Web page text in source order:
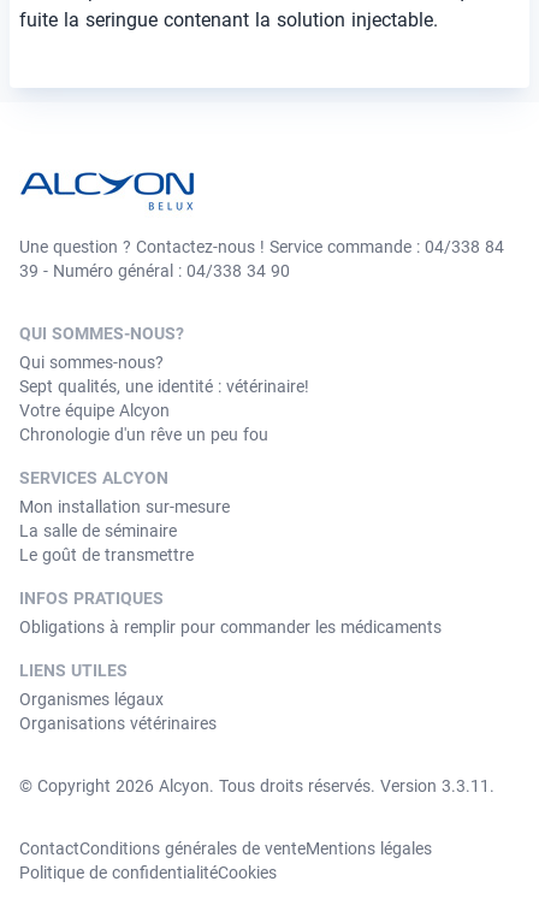
fuite la seringue contenant la solution injectable.
Une question ? Contactez-nous ! Service commande : 04/338 84
39 - Numéro général : 04/338 34 90
QUI SOMMES-NOUS?
Qui sommes-nous?
Sept qualités, une identité : vétérinaire!
Votre équipe Alcyon
Chronologie d'un rêve un peu fou
SERVICES ALCYON
Mon installation sur-mesure
La salle de séminaire
Le goût de transmettre
INFOS PRATIQUES
Obligations à remplir pour commander les médicaments
LIENS UTILES
Organismes légaux
Organisations vétérinaires
© Copyright 2026 Alcyon. Tous droits réservés. Version 3.3.11.
ContactConditions générales de venteMentions légales
Politique de confidentialitéCookies